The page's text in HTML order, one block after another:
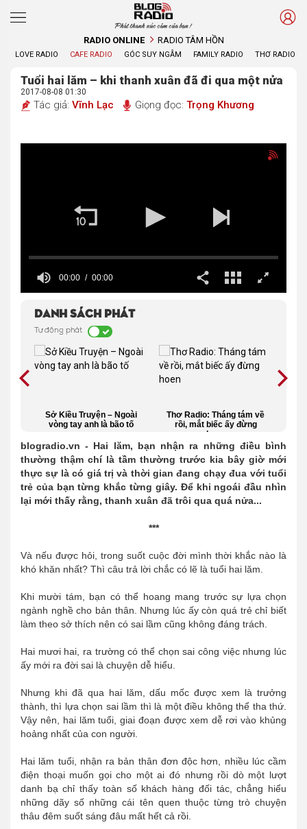
Phát thanh xúc cảm của bạn !
RADIO ONLINE RADIO TÂM HỒN
LOVE RADIO CAFE RADIO GÓC SUY NGẪM FAMILY RADIO THƠ RADIO
Tuổi hai lăm – khi thanh xuân đã đi qua một nửa
2017-08-08 01:30
Tác giả: Vĩnh Lạc Giọng đọc: Trọng Khương
00:00 00:00
Danh sách phát
Tự động phát
Sở Kiều Truyện – Ngoài
vòng tay anh là bão tố
Thơ Radio: Tháng tám về
rồi, mắt biếc ấy đừng
hoen
blogradio.vn - Hai lăm, bạn nhận ra những điều bình
thường thậm chí là tầm thường trước kia bây giờ mới
thực sự là có giá trị và thời gian đang chạy đua với tuổi
trẻ của bạn từng khắc từng giây. Để khi ngoái đầu nhìn
lại mới thấy rằng, thanh xuân đã trôi qua quá nửa...
***
Và nếu được hỏi, trong suốt cuộc đời mình thời khắc nào là
khó khăn nhất? Thì câu trả lời chắc có lẽ là tuổi hai lăm.
Khi mười tám, bạn có thể hoang mang trước sự lựa chọn
ngành nghề cho bản thân. Nhưng lúc ấy còn quá trẻ chỉ biết
làm theo sở thích nên có sai lầm cũng không đáng trách.
Hai mươi hai, ra trường có thể chọn sai công việc nhưng lúc
ấy mới ra đời sai là chuyện dễ hiểu.
Nhưng khi đã qua hai lăm, dấu mốc được xem là trưởng
thành, thì lựa chọn sai lầm thì là một điều không thể tha thứ.
Vậy nên, hai lăm tuổi, giai đoạn được xem dễ rơi vào khủng
hoảng nhất của con người.
Hai lăm tuổi, nhận ra bản thân đơn độc hơn, nhiều lúc cầm
điện thoại muốn gọi cho một ai đó nhưng rồi dò một lượt
danh bạ chỉ thấy toàn số khách hàng đối tác, chẳng hiểu
những dãy số những cái tên quen thuộc từng trò chuyện
thâu đêm suốt sáng đâu mất hết cả rồi.